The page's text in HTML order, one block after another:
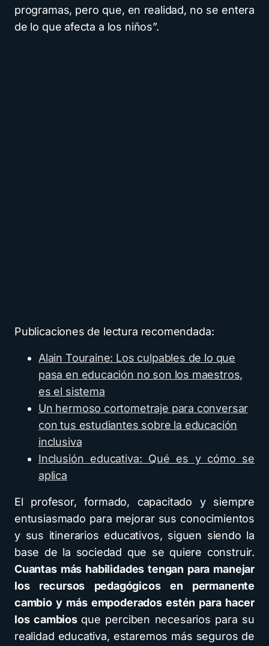
programas, pero que, en realidad, no se entera
de lo que afecta a los niños”.
Publicaciones de lectura recomendada:
Alain Touraine: Los culpables de lo que
pasa en educación no son los maestros,
es el sistema
Un hermoso cortometraje para conversar
con tus estudiantes sobre la educación
inclusiva
Inclusión educativa: Qué es y cómo se
aplica
El profesor, formado, capacitado y siempre
entusiasmado para mejorar sus conocimientos
y sus itinerarios educativos, siguen siendo la
base de la sociedad que se quiere construir.
Cuantas más habilidades tengan para manejar
los recursos pedagógicos en permanente
cambio y más empoderados estén para hacer
los cambios que perciben necesarios para su
realidad educativa, estaremos más seguros de